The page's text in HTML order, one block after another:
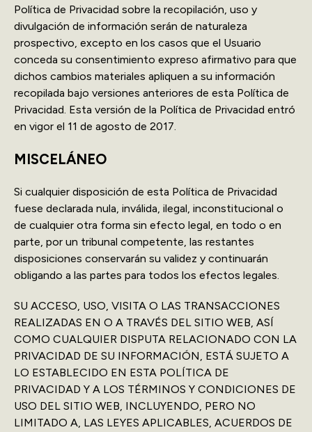
Política de Privacidad sobre la recopilación, uso y
divulgación de información serán de naturaleza
prospectivo, excepto en los casos que el Usuario
conceda su consentimiento expreso afirmativo para que
dichos cambios materiales apliquen a su información
recopilada bajo versiones anteriores de esta Política de
Privacidad. Esta versión de la Política de Privacidad entró
en vigor el 11 de agosto de 2017.
MISCELÁNEO
Si cualquier disposición de esta Política de Privacidad
fuese declarada nula, inválida, ilegal, inconstitucional o
de cualquier otra forma sin efecto legal, en todo o en
parte, por un tribunal competente, las restantes
disposiciones conservarán su validez y continuarán
obligando a las partes para todos los efectos legales.
SU ACCESO, USO, VISITA O LAS TRANSACCIONES
REALIZADAS EN O A TRAVÉS DEL SITIO WEB, ASÍ
COMO CUALQUIER DISPUTA RELACIONADO CON LA
PRIVACIDAD DE SU INFORMACIÓN, ESTÁ SUJETO A
LO ESTABLECIDO EN ESTA POLÍTICA DE
PRIVACIDAD Y A LOS TÉRMINOS Y CONDICIONES DE
USO DEL SITIO WEB, INCLUYENDO, PERO NO
LIMITADO A, LAS LEYES APLICABLES, ACUERDOS DE